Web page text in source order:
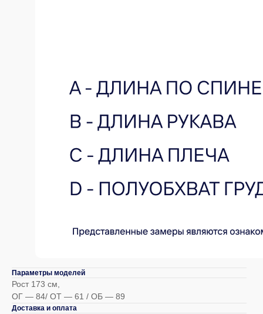
Параметры моделей
Рост 173 см,
ОГ — 84/ ОТ — 61 / ОБ — 89
Доставка и оплата
Каталог
Мужчинам
Я даю согласие на получение email-рассылки
Подписаться